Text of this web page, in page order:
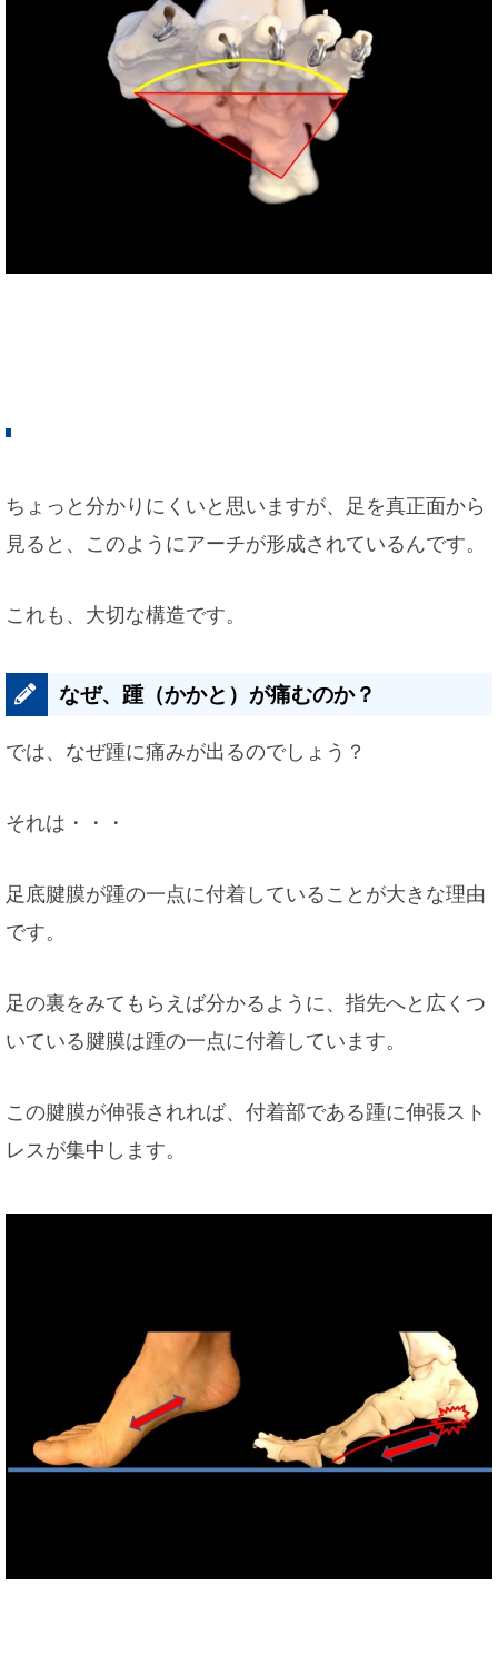
ちょっと分かりにくいと思いますが、足を真正面から
見ると、このようにアーチが形成されているんです。
これも、大切な構造です。
なぜ、踵（かかと）が痛むのか？
では、なぜ踵に痛みが出るのでしょう？
それは・・・
足底腱膜が踵の一点に付着していることが大きな理由
です。
足の裏をみてもらえば分かるように、指先へと広くつ
いている腱膜は踵の一点に付着しています。
この腱膜が伸張されれば、付着部である踵に伸張スト
レスが集中します。